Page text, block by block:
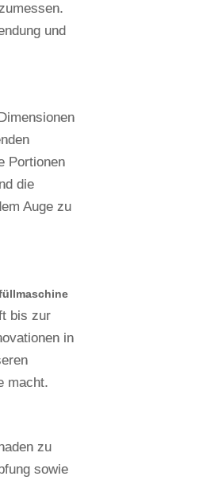
und
Portionen
die
Auge zu
bis zur
in
macht.
zu
sowie